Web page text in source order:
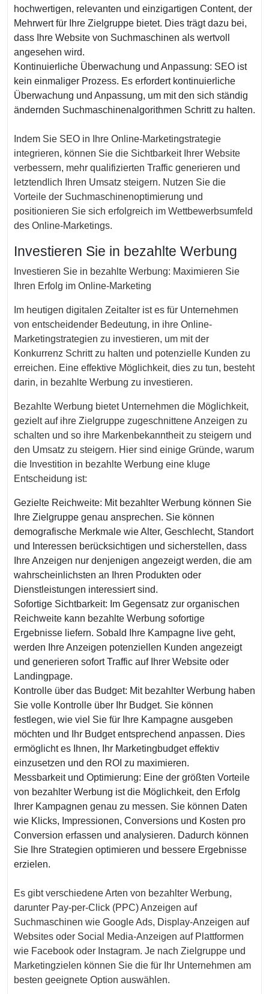
hochwertigen, relevanten und einzigartigen Content, der
Mehrwert für Ihre Zielgruppe bietet. Dies trägt dazu bei,
dass Ihre Website von Suchmaschinen als wertvoll
angesehen wird.
Kontinuierliche Überwachung und Anpassung: SEO ist
kein einmaliger Prozess. Es erfordert kontinuierliche
Überwachung und Anpassung, um mit den sich ständig
ändernden Suchmaschinenalgorithmen Schritt zu halten.
Indem Sie SEO in Ihre Online-Marketingstrategie
integrieren, können Sie die Sichtbarkeit Ihrer Website
verbessern, mehr qualifizierten Traffic generieren und
letztendlich Ihren Umsatz steigern. Nutzen Sie die
Vorteile der Suchmaschinenoptimierung und
positionieren Sie sich erfolgreich im Wettbewerbsumfeld
des Online-Marketings.
Investieren Sie in bezahlte Werbung
Investieren Sie in bezahlte Werbung: Maximieren Sie
Ihren Erfolg im Online-Marketing
Im heutigen digitalen Zeitalter ist es für Unternehmen
von entscheidender Bedeutung, in ihre Online-
Marketingstrategien zu investieren, um mit der
Konkurrenz Schritt zu halten und potenzielle Kunden zu
erreichen. Eine effektive Möglichkeit, dies zu tun, besteht
darin, in bezahlte Werbung zu investieren.
Bezahlte Werbung bietet Unternehmen die Möglichkeit,
gezielt auf ihre Zielgruppe zugeschnittene Anzeigen zu
schalten und so ihre Markenbekanntheit zu steigern und
den Umsatz zu steigern. Hier sind einige Gründe, warum
die Investition in bezahlte Werbung eine kluge
Entscheidung ist:
Gezielte Reichweite: Mit bezahlter Werbung können Sie
Ihre Zielgruppe genau ansprechen. Sie können
demografische Merkmale wie Alter, Geschlecht, Standort
und Interessen berücksichtigen und sicherstellen, dass
Ihre Anzeigen nur denjenigen angezeigt werden, die am
wahrscheinlichsten an Ihren Produkten oder
Dienstleistungen interessiert sind.
Sofortige Sichtbarkeit: Im Gegensatz zur organischen
Reichweite kann bezahlte Werbung sofortige
Ergebnisse liefern. Sobald Ihre Kampagne live geht,
werden Ihre Anzeigen potenziellen Kunden angezeigt
und generieren sofort Traffic auf Ihrer Website oder
Landingpage.
Kontrolle über das Budget: Mit bezahlter Werbung haben
Sie volle Kontrolle über Ihr Budget. Sie können
festlegen, wie viel Sie für Ihre Kampagne ausgeben
möchten und Ihr Budget entsprechend anpassen. Dies
ermöglicht es Ihnen, Ihr Marketingbudget effektiv
einzusetzen und den ROI zu maximieren.
Messbarkeit und Optimierung: Eine der größten Vorteile
von bezahlter Werbung ist die Möglichkeit, den Erfolg
Ihrer Kampagnen genau zu messen. Sie können Daten
wie Klicks, Impressionen, Conversions und Kosten pro
Conversion erfassen und analysieren. Dadurch können
Sie Ihre Strategien optimieren und bessere Ergebnisse
erzielen.
Es gibt verschiedene Arten von bezahlter Werbung,
darunter Pay-per-Click (PPC) Anzeigen auf
Suchmaschinen wie Google Ads, Display-Anzeigen auf
Websites oder Social Media-Anzeigen auf Plattformen
wie Facebook oder Instagram. Je nach Zielgruppe und
Marketingzielen können Sie die für Ihr Unternehmen am
besten geeignete Option auswählen.